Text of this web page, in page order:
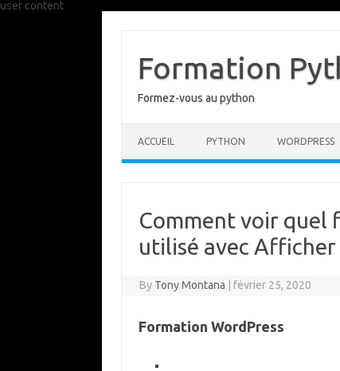
user content
contentFormation
Formez-vous au python
ACCUEIL PYTHON WORDPRESS
Comment voir quel
utilisé avec Afficher
By Tony Montana février 25, 2020
Formation WordPress